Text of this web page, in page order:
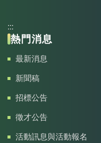
:::
熱門消息
最新消息
新聞稿
招標公告
徵才公告
活動訊息與活動報名